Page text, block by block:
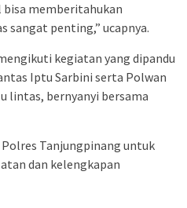
memberitahukan
sangat penting,” ucapnya.
kegiatan yang dipandu
Iptu Sarbini serta Polwan
lintas, bernyanyi bersama
Tanjungpinang untuk
dan kelengkapan